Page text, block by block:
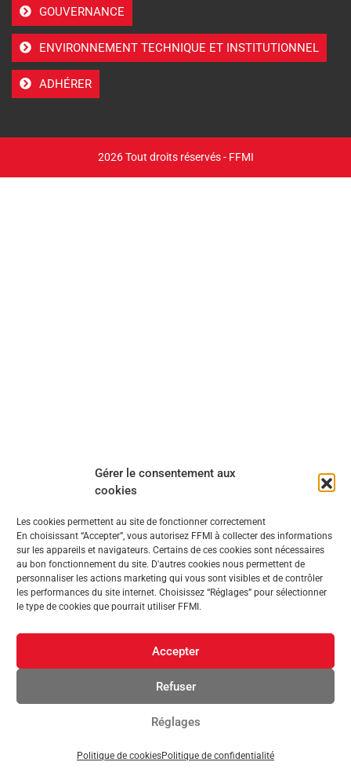
Gérer le consentement aux
cookies
Les cookies permettent au site de fonctionner correctement
En choisissant “Accepter”, vous autorisez FFMI à collecter des informations
sur les appareils et navigateurs. Certains de ces cookies sont nécessaires
au bon fonctionnement du site. D'autres cookies nous permettent de
personnaliser les actions marketing qui vous sont visibles et de contrôler
les performances du site internet. Choisissez “Réglages” pour sélectionner
le type de cookies que pourrait utiliser FFMI.
Accepter
Refuser
Réglages
Politique de cookiesPolitique de confidentialité
GOUVERNANCE
ENVIRONNEMENT TECHNIQUE ET INSTITUTIONNEL
ADHÉRER
2026 Tout droits réservés - FFMI